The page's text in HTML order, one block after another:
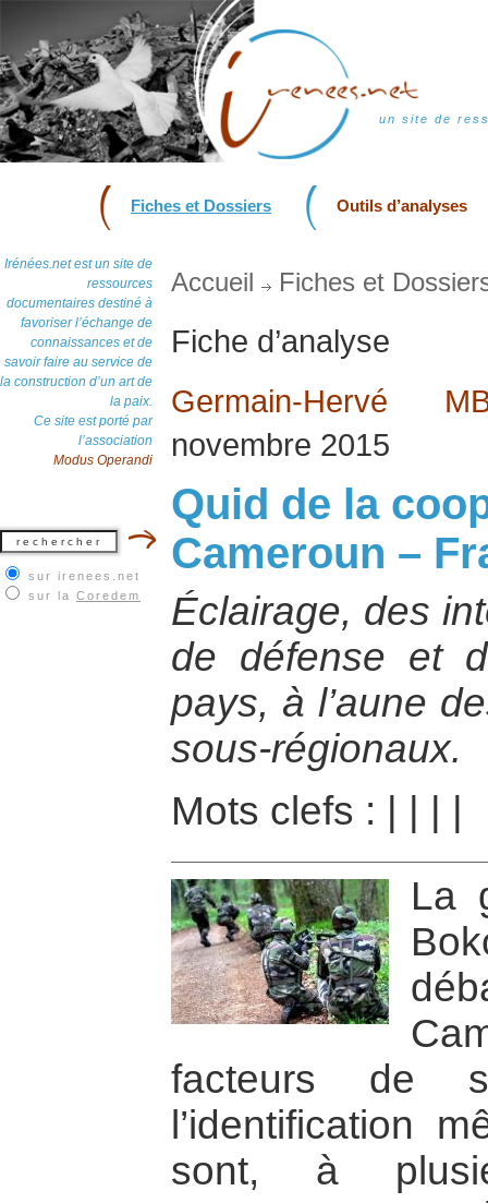
un site de
Fiches et Dossiers Outils d’analyses
Irénées.net est un site de
ressources
documentaires destiné à
favoriser l’échange de
connaissances et de
savoir faire au service de
la construction d’un art de
la paix.
Ce site est porté par
l’association
Modus Operandi
sur irenees.net
sur la Coredem
Accueil Fiches et
Fiche d’analyse
Germain-Hervé
novembre 2015
Quid de la
Cameroun –
Éclairage, des
de défense et
pays, à l’aune
sous-régionaux.
Mots clefs :
La
facteurs de
l’identification
sont, à